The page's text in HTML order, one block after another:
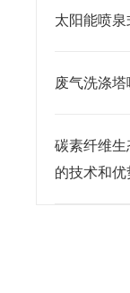
太阳能喷
废气洗涤
碳素纤维
的技术和优